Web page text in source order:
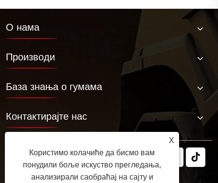
О нама
Производи
База знања о гумама
Контактирајте нас
X
Користимо колачиће да бисмо вам
понудили боље искуство прегледања,
анализирали саобраћај на сајту и